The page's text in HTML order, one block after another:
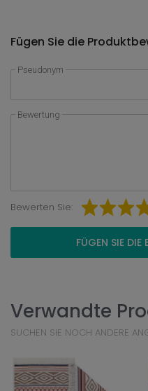
Fügen Sie die
Pseudonym
Bewertung
Bewerten Sie:
FÜGEN SIE DIE
Verwandte
SUCHEN SIE NOCH ANDERE